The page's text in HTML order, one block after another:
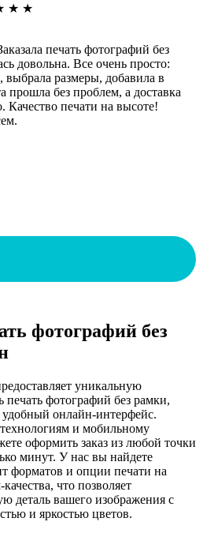
★ ★
печать фотографий без
довольна. Все очень просто:
выбрала размеры, добавила в
прошла без проблем, а доставка
Качество печати на высоте!
фотографий без
уникальную
печать фотографий без рамки,
удобный онлайн-интерфейс.
и мобильному
оформить заказ из любой точки
минут. У нас вы найдете
форматов и опции печати на
что позволяет
деталь вашего изображения с
и яркостью цветов.